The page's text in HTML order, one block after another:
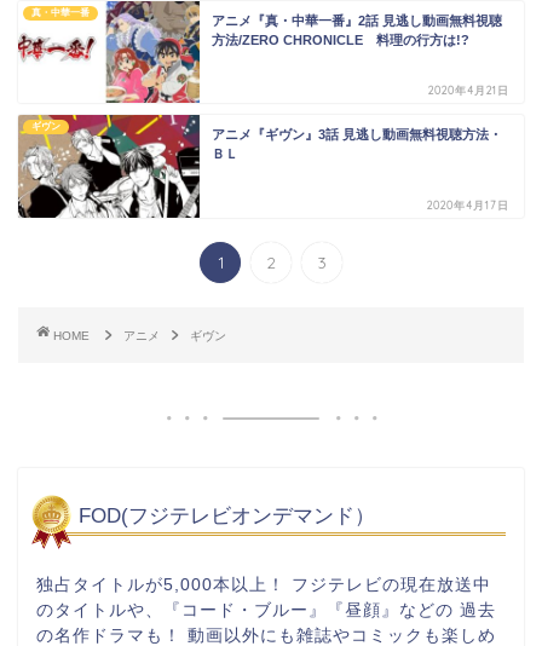
真・中華一番
アニメ『真・中華一番』2話 見逃し動画無料視聴
方法/ZERO CHRONICLE 料理の行方は!?
2020年4月21日
ギヴン
アニメ『ギヴン』3話 見逃し動画無料視聴方法・
ＢＬ
2020年4月17日
1 2 3
HOME アニメ ギヴン
FOD(フジテレビオンデマンド）
独占タイトルが5,000本以上！ フジテレビの現在放送中
のタイトルや、『コード・ブルー』『昼顔』などの 過去
の名作ドラマも！ 動画以外にも雑誌やコミックも楽しめ